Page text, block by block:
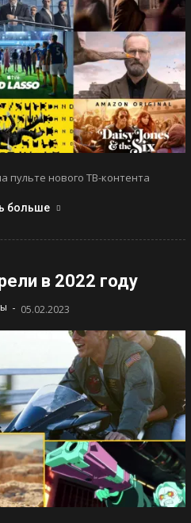
пульте нового ТВ-контента
больше
в 2022 году
- 05.02.2023